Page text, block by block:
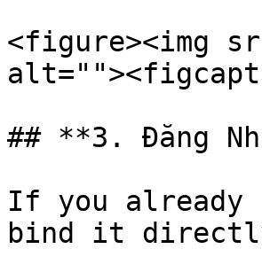
<figure><img
## **3. Đăng
If you already
bind it